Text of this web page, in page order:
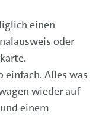
einen
oder
einfach. Alles was
wieder auf
einem